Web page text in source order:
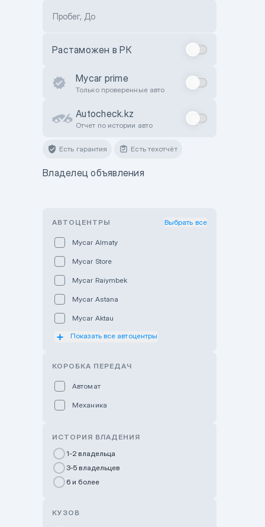
Пробег, До
Растаможен в РК
Mycar prime
Только проверенные авто
Autocheck.kz
Отчет по истории авто
Есть гарантия Есть техотчёт
Владелец объявления
АВТОЦЕНТРЫ Выбрать все
Mycar Almaty
Mycar Store
Mycar Raiymbek
Mycar Astana
Mycar Aktau
Mycar Uralsk
GWM Nurly Zhol
Chery Astana
Показать все автоцентры
КОРОБКА ПЕРЕДАЧ
Автомат
Механика
ИСТОРИЯ ВЛАДЕНИЯ
1-2 владельца
3-5 владельцев
6 и более
КУЗОВ